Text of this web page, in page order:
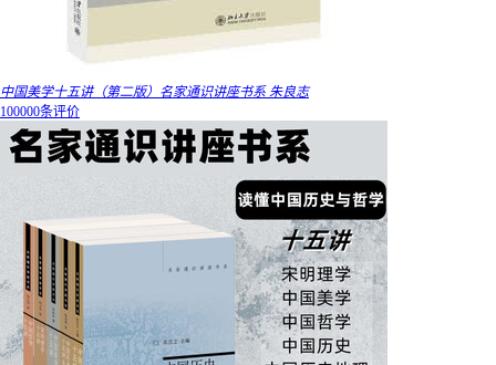
中国美学十五讲（第二版）名家通识讲座书系 朱良志
100000条评价